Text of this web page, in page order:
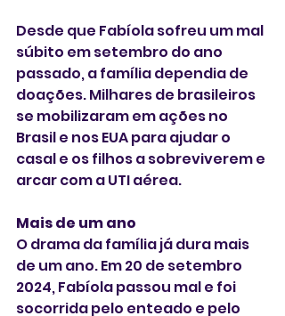
Desde que Fabíola sofreu um mal
súbito em setembro do ano
passado, a família dependia de
doações. Milhares de brasileiros
se mobilizaram em ações no
Brasil e nos EUA para ajudar o
casal e os filhos a sobreviverem e
arcar com a UTI aérea.
Mais de um ano
O drama da família já dura mais
de um ano. Em 20 de setembro
2024, Fabíola passou mal e foi
socorrida pelo enteado e pelo